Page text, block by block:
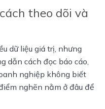
theo dõi và
dữ liệu giá trị, nhưng
dẫn cách đọc báo cáo,
nghiệp không biết
nghẽn nằm ở đâu để